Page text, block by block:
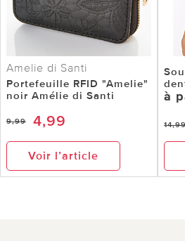
Amelie di Santi
Portefeuille RFID "Amelie"
noir Amélie di Santi
9,99 4,99
Voir l’article
à